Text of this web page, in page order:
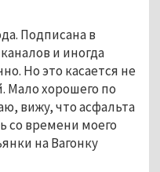
Подписана в
и иногда
Но это касается не
Мало хорошего по
вижу, что асфальта
со времени моего
на Вагонку